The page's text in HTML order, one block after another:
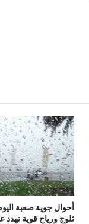
أحوال جوية صعبة
ثلوج ورياح قوية تهدد